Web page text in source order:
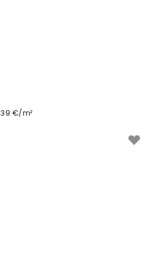
39 €/m²